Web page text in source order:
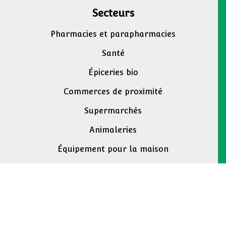
Secteurs
Pharmacies et parapharmacies
Santé
Épiceries bio
Commerces de proximité
Supermarchés
Animaleries
Équipement pour la maison